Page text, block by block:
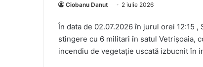
Ciobanu Danut 2 iulie 2026
În data de 02.07.2026 în jurul orei 12:15
stingere cu 6 militari în satul Vetrișoaia,
incendiu de vegetație uscată izbucnit în